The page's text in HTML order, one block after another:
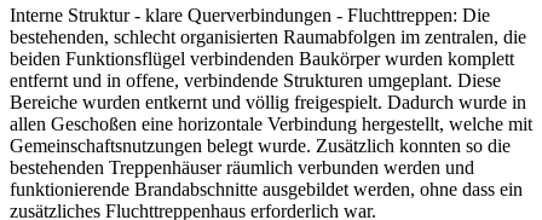
Interne Struktur - klare Querverbindungen - Fluchttreppen: Die
bestehenden, schlecht organisierten Raumabfolgen im zentralen, die
beiden Funktionsflügel verbindenden Baukörper wurden komplett
entfernt und in offene, verbindende Strukturen umgeplant. Diese
Bereiche wurden entkernt und völlig freigespielt. Dadurch wurde in
allen Geschoßen eine horizontale Verbindung hergestellt, welche mit
Gemeinschaftsnutzungen belegt wurde. Zusätzlich konnten so die
bestehenden Treppenhäuser räumlich verbunden werden und
funktionierende Brandabschnitte ausgebildet werden, ohne dass ein
zusätzliches Fluchttreppenhaus erforderlich war.